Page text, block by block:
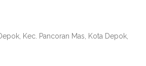
Kec. Pancoran Mas, Kota Depok,